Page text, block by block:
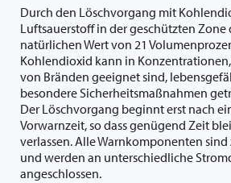
Durch den Löschvorgang mit
Luftsauerstoff in der geschützten
natürlichen Wert von 21
Kohlendioxid kann in
von Bränden geeignet sind,
besondere Sicherheitsmaßnahmen
Der Löschvorgang beginnt erst nach
Vorwarnzeit, so dass genügend Zeit
verlassen. Alle Warnkomponenten
und werden an unterschiedliche
angeschlossen.